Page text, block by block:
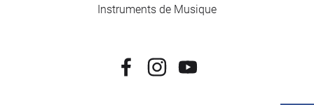
Instruments de Musique